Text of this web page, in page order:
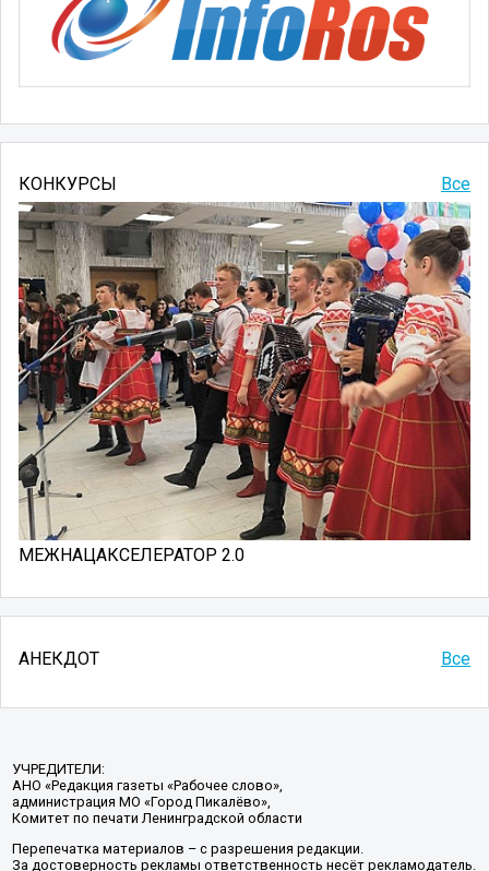
Все
КОНКУРСЫ
МЕЖНАЦАКСЕЛЕРАТОР 2.0
АНЕКДОТ Все
УЧРЕДИТЕЛИ:
АНО «Редакция газеты «Рабочее слово»,
администрация МО «Город Пикалёво»,
Комитет по печати Ленинградской области
Перепечатка материалов – с разрешения редакции.
За достоверность рекламы ответственность несёт рекламодатель.